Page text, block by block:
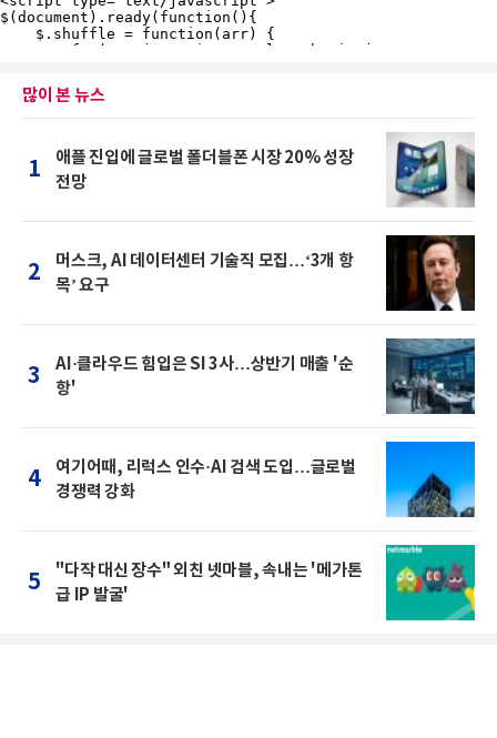
많이 본 뉴스
1
애플 진입에 글로벌 폴더블폰 시장 20% 성장
전망
2
머스크, AI 데이터센터 기술직 모집…‘3개 항
목’ 요구
3
AI·클라우드 힘입은 SI 3사…상반기 매출 '순
항'
4
여기어때, 리럭스 인수·AI 검색 도입…글로벌
경쟁력 강화
5
"다작 대신 장수" 외친 넷마블, 속내는 '메가톤
급 IP 발굴'